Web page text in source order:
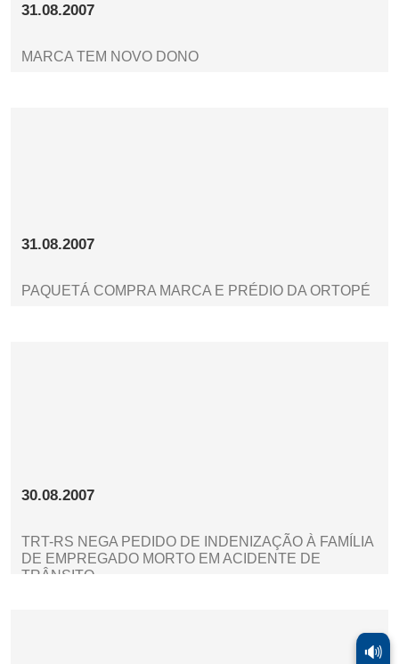
31.08.2007
MARCA TEM NOVO DONO
31.08.2007
PAQUETÁ COMPRA MARCA E PRÉDIO DA ORTOPÉ
30.08.2007
TRT-RS NEGA PEDIDO DE INDENIZAÇÃO À FAMÍLIA
DE EMPREGADO MORTO EM ACIDENTE DE
TRÂNSITO
🔊